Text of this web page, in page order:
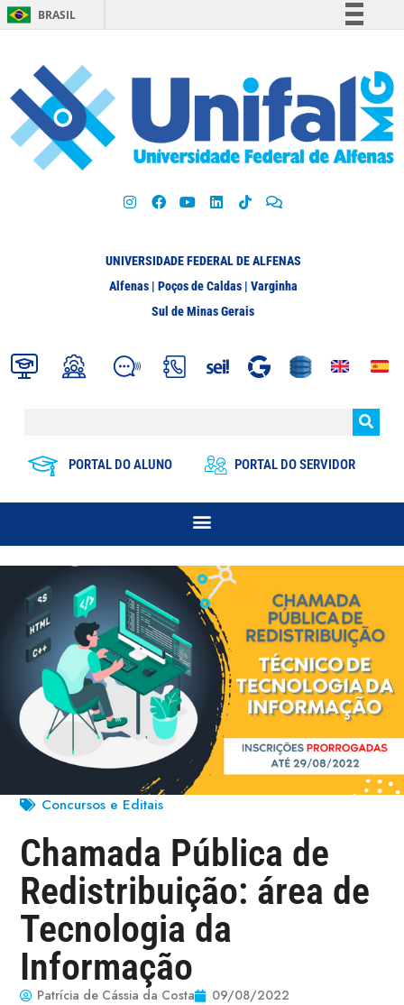
BRASIL
Participe
Acesso à informação
Legislação
UNIVERSIDADE FEDERAL DE ALFENAS
Alfenas | Poços de Caldas | Varginha
Sul de Minas Gerais
PORTAL DO ALUNO PORTAL DO SERVIDOR
Concursos e Editais
Chamada Pública de
Redistribuição: área de
Tecnologia da
Informação
Patrícia de Cássia da Costa 09/08/2022